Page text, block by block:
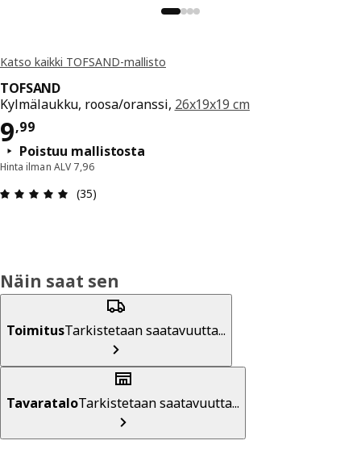
Katso kaikki TOFSAND-mallisto
TOFSAND
Kylmälaukku, roosa/oranssi, 26x19x19 cm
9,99
Hinta 9,99
Poistuu mallistosta
Hinta ilman ALV 7,96
: 4.9 / 5 tähteä. Arvostelut yhteensä: 35
(35)
Näin saat sen
ToimitusTarkistetaan saatavuutta...
TavarataloTarkistetaan saatavuutta...